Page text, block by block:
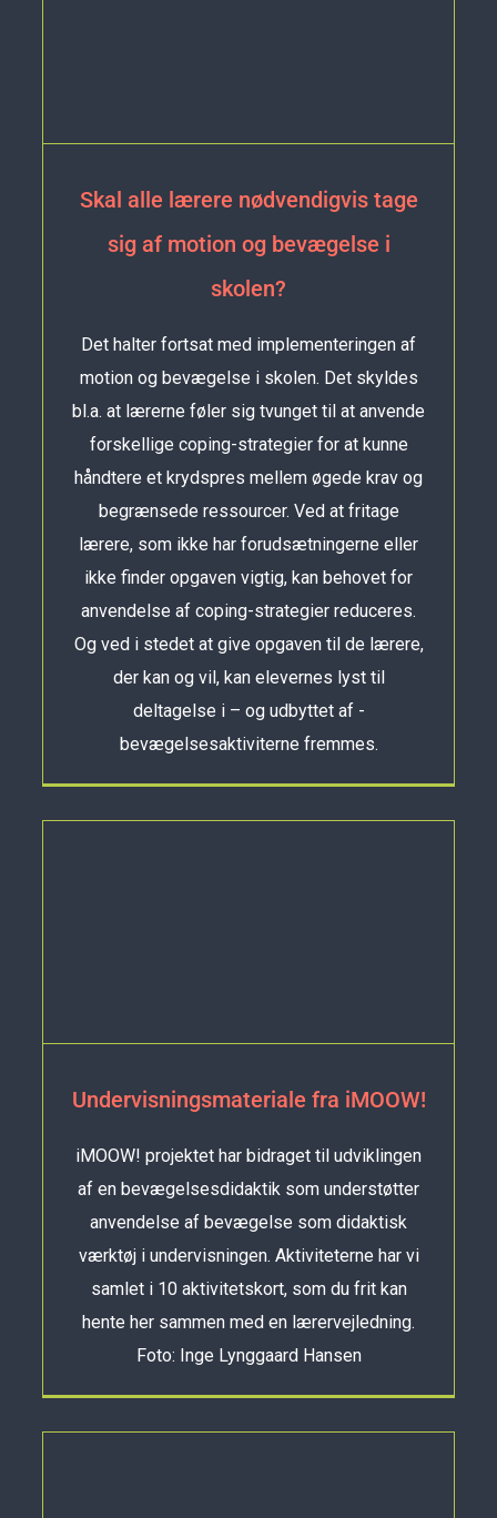
Skal alle lærere nødvendigvis tage
sig af motion og bevægelse i
skolen?
Det halter fortsat med implementeringen af
motion og bevægelse i skolen. Det skyldes
bl.a. at lærerne føler sig tvunget til at anvende
forskellige coping-strategier for at kunne
håndtere et krydspres mellem øgede krav og
begrænsede ressourcer. Ved at fritage
lærere, som ikke har forudsætningerne eller
ikke finder opgaven vigtig, kan behovet for
anvendelse af coping-strategier reduceres.
Og ved i stedet at give opgaven til de lærere,
der kan og vil, kan elevernes lyst til
deltagelse i – og udbyttet af -
bevægelsesaktiviterne fremmes.
Undervisningsmateriale fra iMOOW!
iMOOW! projektet har bidraget til udviklingen
af en bevægelsesdidaktik som understøtter
anvendelse af bevægelse som didaktisk
værktøj i undervisningen. Aktiviteterne har vi
samlet i 10 aktivitetskort, som du frit kan
hente her sammen med en lærervejledning.
Foto: Inge Lynggaard Hansen